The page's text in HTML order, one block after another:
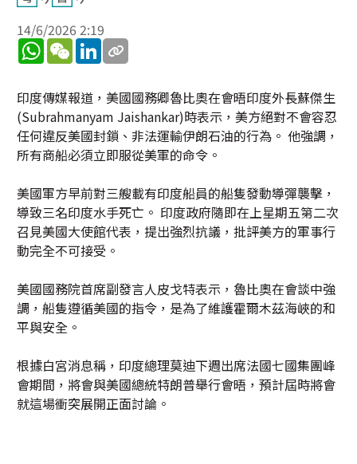
14/6/2026 2:19
WhatsApp
WeChatLinkedIn
印度傳媒報道，美國國務卿魯比奧在會晤印度外長蘇傑生
(Subrahmanyam Jaishankar)時表示，美方絕對不會容忍
任何違反美國封鎖、非法運輸伊朗石油的行為。 他強調，
所有商船必須立即服從美軍的命令。
美國軍方早前對三艘載有印度船員的船隻發動導彈襲擊，
導致三名印度水手死亡。 印度政府隨即在上星期五第二次
召見美國大使館代表，提出強烈抗議，批評美方的軍事行
動完全不可接受。
美國國務院首席副發言人皮戈特表示，魯比奧在會談中強
調，船隻遵循美國的指令，是為了維護霍爾木茲海峽的和
平與安全。
根據白宮消息稱，印度總理莫迪下週出席法國七國集團峰
會期間，將會與美國總統特朗普舉行會晤，預計屆時將會
就這場衝突展開正面討論。